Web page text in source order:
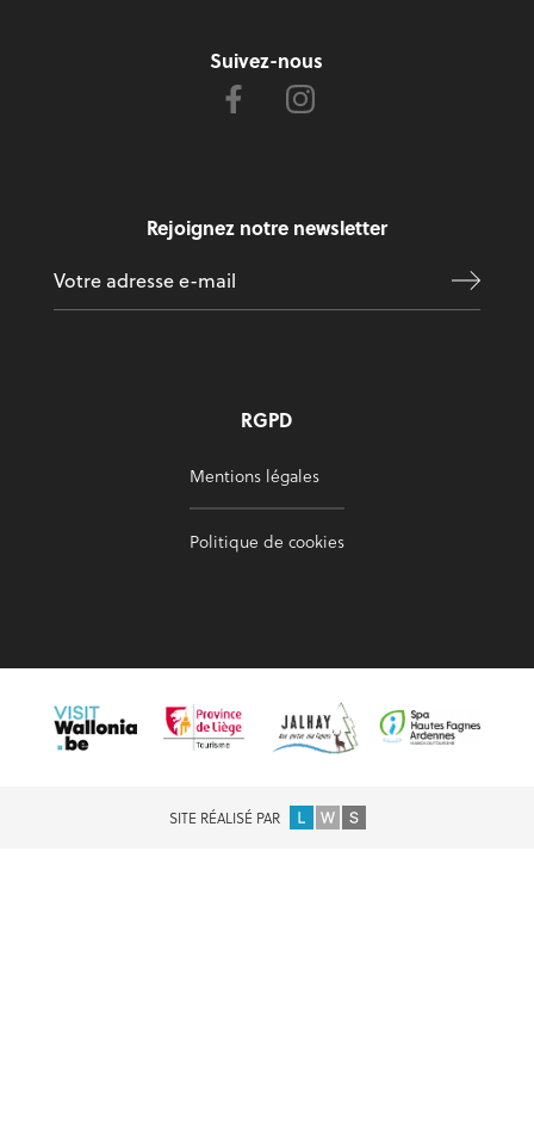
Suivez-nous
Rejoignez notre newsletter
RGPD
Mentions légales
Politique de cookies
SITE RÉALISÉ PAR